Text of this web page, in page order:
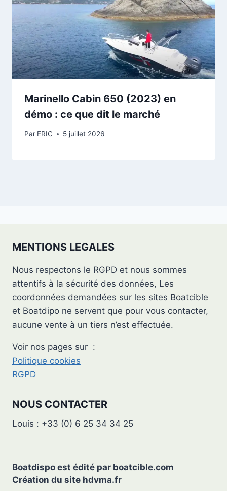
Marinello Cabin 650 (2023) en
démo : ce que dit le marché
Par ERIC 5 juillet 2026
MENTIONS LEGALES
Nous respectons le RGPD et nous sommes
attentifs à la sécurité des données, Les
coordonnées demandées sur les sites Boatcible
et Boatdipo ne servent que pour vous contacter,
aucune vente à un tiers n’est effectuée.
Voir nos pages sur :
Politique cookies
RGPD
NOUS CONTACTER
Louis : +33 (0) 6 25 34 34 25
Boatdispo est édité par boatcible.com
Création du site hdvma.fr